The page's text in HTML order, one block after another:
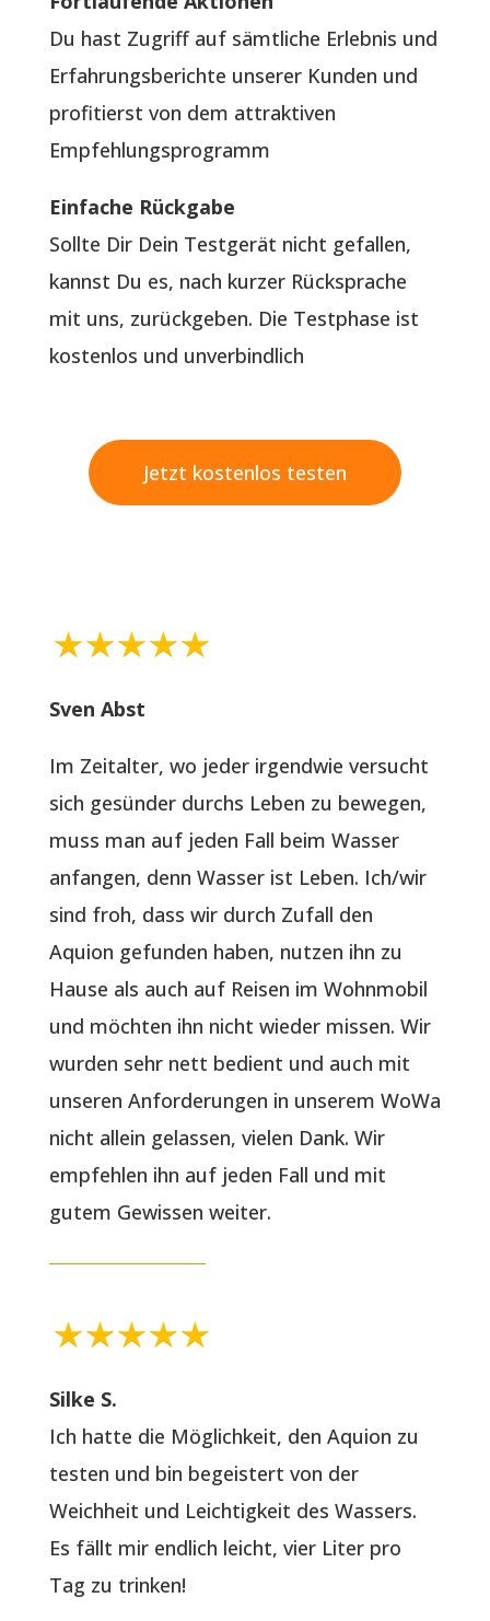
Du hast Zugriff auf sämtliche Erlebnis und
Erfahrungsberichte unserer Kunden und
profitierst von dem attraktiven
Empfehlungsprogramm
Einfache Rückgabe
Sollte Dir Dein Testgerät nicht gefallen,
kannst Du es, nach kurzer Rücksprache
mit uns, zurückgeben. Die Testphase ist
kostenlos und unverbindlich
Jetzt kostenlos testen
Sven Abst
Im Zeitalter, wo jeder irgendwie versucht
sich gesünder durchs Leben zu bewegen,
muss man auf jeden Fall beim Wasser
anfangen, denn Wasser ist Leben. Ich/wir
sind froh, dass wir durch Zufall den
Aquion gefunden haben, nutzen ihn zu
Hause als auch auf Reisen im Wohnmobil
und möchten ihn nicht wieder missen. Wir
wurden sehr nett bedient und auch mit
unseren Anforderungen in unserem WoWa
nicht allein gelassen, vielen Dank. Wir
empfehlen ihn auf jeden Fall und mit
gutem Gewissen weiter.
Silke S.
Ich hatte die Möglichkeit, den Aquion zu
testen und bin begeistert von der
Weichheit und Leichtigkeit des Wassers.
Es fällt mir endlich leicht, vier Liter pro
Tag zu trinken!